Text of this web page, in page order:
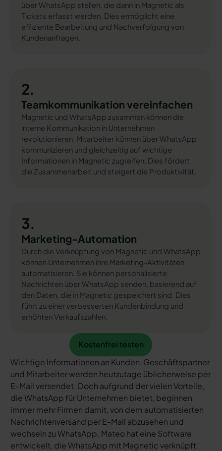
über WhatsApp stellen, die dann in Magnetic als
Tickets erfasst werden. Dies ermöglicht eine
effiziente Bearbeitung und Nachverfolgung von
Kundenanfragen.
2.
Teamkommunikation vereinfachen
Magnetic und WhatsApp zusammen können die
interne Kommunikation in Unternehmen
revolutionieren. Mitarbeiter können über WhatsApp
kommunizieren und gleichzeitig auf wichtige
Informationen in Magnetic zugreifen. Dies fördert
die Zusammenarbeit und steigert die Produktivität.
3.
Marketing-Automation
Durch die Verknüpfung von Magnetic und WhatsApp
können Unternehmen ihre Marketing-Aktivitäten
automatisieren. Sie können personalisierte
Nachrichten über WhatsApp senden, basierend auf
den Daten, die in Magnetic gespeichert sind. Dies
führt zu einer verbesserten Kundenbindung und
erhöhten Verkaufszahlen.
Kostenfrei testen
Kostenfrei testen
Wichtige Informationen an Kunden, Geschäftspartner
und Mitarbeiter werden heutzutage üblicherweise per
E-Mail versendet. Doch aufgrund der vielen Vorteile,
die WhatsApp für Unternehmen bietet, beginnen
immer mehr Firmen damit, von dem automatisierten
Nachrichtenversand per E-Mail abzusehen und
wechseln zu WhatsApp. Mateo hat eine Software
entwickelt, die WhatsApp mit Magnetic verknüpft